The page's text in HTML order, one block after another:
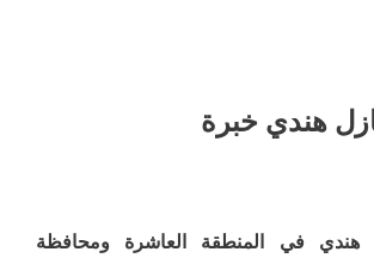
هندي خبرة
هندي في المنطقة العاشرة ومحافظة